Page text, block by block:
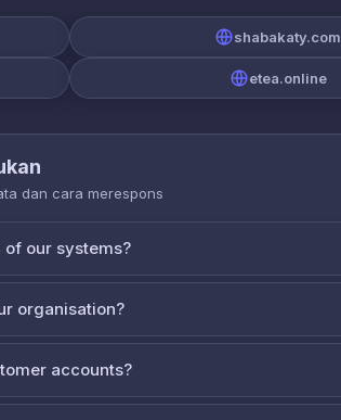
shabakaty.com
etea.online
dan cara merespons
of our systems?
organisation?
accounts?